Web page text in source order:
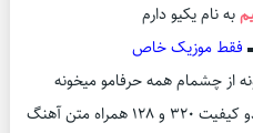
به نام یکیو دارم
فقط موزیک خاص
از چشمام همه حرفامو میخونه
با صدای حامیم با لینک مستقیم و دو کیفیت ۳۲۰ و ۱۲۸ همراه متن آهنگ